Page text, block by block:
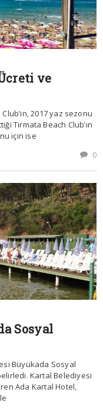
ve
2017 yaz sezonu
Tırmata Beach Club’ın
için ise
0
Sosyal
Büyükada Sosyal
Kartal Belediyesi
Ada Kartal Hotel,